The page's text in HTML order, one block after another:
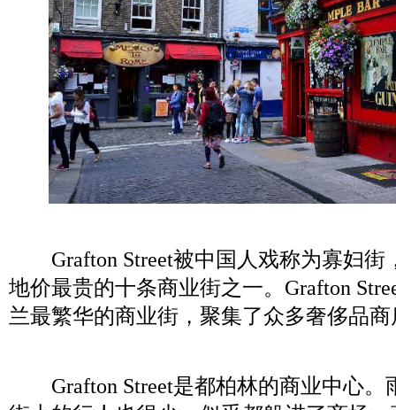
Grafton Street被中国人戏称为寡妇街
地价最贵的十条商业街之一。Grafton
兰最繁华的商业街，聚集了众多奢侈品
Grafton Street是都柏林的商业中心。